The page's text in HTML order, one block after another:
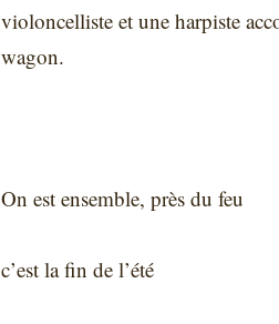
violoncelliste et une harpiste
wagon.
On est ensemble, près du feu
c’est la fin de l’été